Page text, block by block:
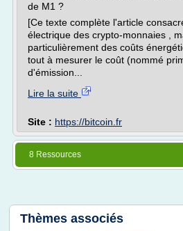
de M1 ?
[Ce texte complète l'article
électrique des crypto-monnaies ,
particulièrement des coûts
tout à mesurer le coût (nommé
d'émission...
Lire la suite
Site : https://bitcoin.fr
8 Ressources
Thèmes associés